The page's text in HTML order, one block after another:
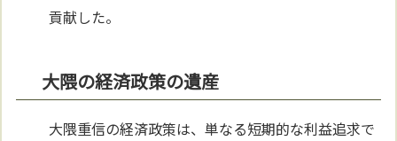
貢献した。
大隈の経済政策の遺産
大隈重信の経済政策は、単なる短期的な利益追求で